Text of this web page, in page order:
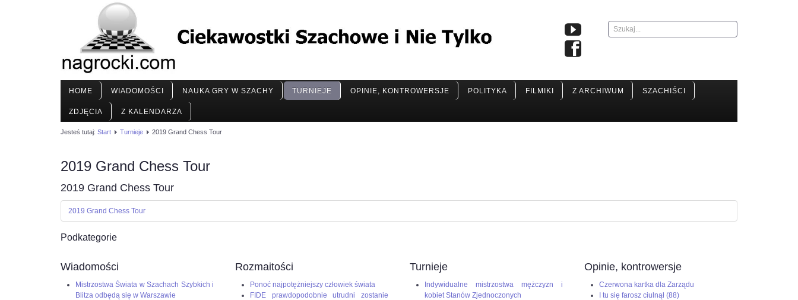
Szukaj...
HOME WIADOMOŚCI NAUKA GRY W SZACHY TURNIEJE OPINIE, KONTROWERSJE POLITYKA FILMIKI Z ARCHIWUM SZACHIŚCI
ZDJĘCIA Z KALENDARZA
Jesteś tutaj: Start Turnieje 2019 Grand Chess Tour
2019 Grand Chess Tour
2019 Grand Chess Tour
2019 Grand Chess Tour
Podkategorie
Wiadomości
Mistrzostwa Świata w Szachach Szybkich i
Blitza odbędą się w Warszawie
Rozmaitości
Ponoć najpotężniejszy człowiek świata
FIDE prawdopodobnie utrudni zostanie
Turnieje
Indywidualne mistrzostwa mężczyzn i
kobiet Stanów Zjednoczonych
Opinie, kontrowersje
Czerwona kartka dla Zarządu
I tu się farosz ciulnął (88)